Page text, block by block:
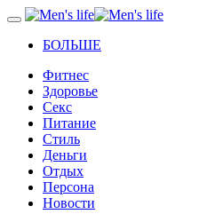
БОЛЬШЕ
Фитнес
Здоровье
Секс
Питание
Стиль
Деньги
Отдых
Персона
Новости